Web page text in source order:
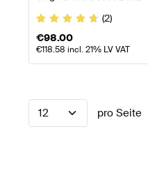
(2)
€98.00
€118.58 incl. 21% LV VAT
12 pro Seite